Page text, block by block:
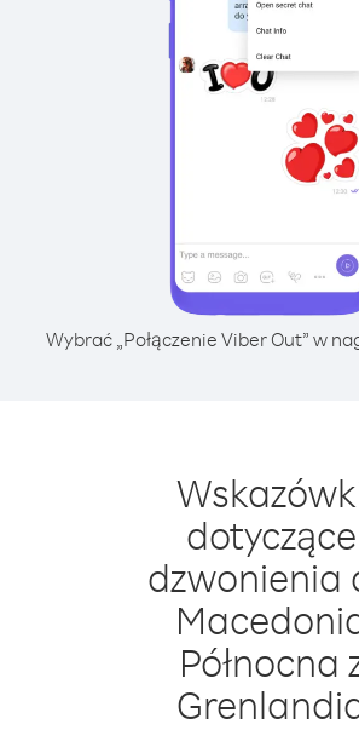
Wybrać „Połączenie Viber Out” w
dotyczące
dzwonienia
Północna